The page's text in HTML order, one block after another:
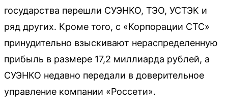
государства перешли СУЭНКО, ТЭО, УСТЭК и
ряд других. Кроме того, с «Корпорации СТС»
принудительно взыскивают нераспределенную
прибыль в размере 17,2 миллиарда рублей, а
СУЭНКО недавно передали в доверительное
управление компании «Россети».